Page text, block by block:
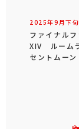
2025年9 月下旬
ファイナル
XIV ルーム
セントムーン